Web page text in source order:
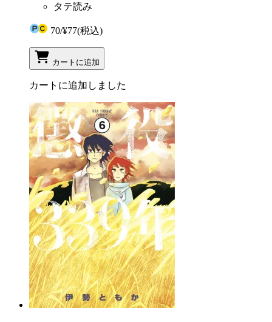
タテ読み
70/¥77(税込)
カートに追加
カートに追加しました